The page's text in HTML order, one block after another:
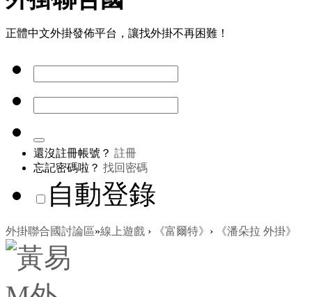
正體中文外掛發佈平台，讓找外掛不再困難！
還沒註冊帳號？ 註冊
忘記密碼啦？ 找回密碼
自動登錄
外掛聯合國討論區»線上遊戲 › 《富爾特》 › 《潘朵拉 外掛》